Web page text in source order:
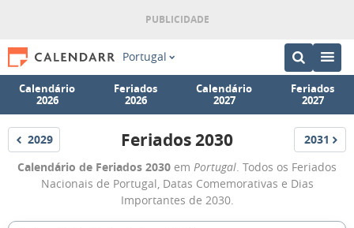
Portugal
Calendário
2026
Feriados
2026
Calendário
2027
Feriados
2027
Feriados
2029
Feriados
2030
Feriados 2030 Feriados
2031
Calendário de Feriados 2030 em Portugal. Todos os Feriados
Nacionais de Portugal, Datas Comemorativas e Dias
Importantes de 2030.